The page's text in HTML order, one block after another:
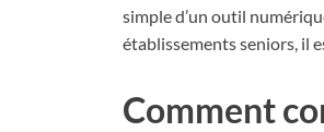
simple d’un outil
établissements seniors, il
Comment